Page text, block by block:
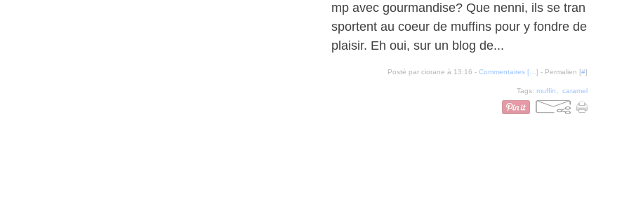
mp avec gourmandise? Que nenni, ils se tran
sportent au coeur de muffins pour y fondre de
plaisir. Eh oui, sur un blog de...
Posté par ciorane à 13:16 - Commentaires [ ] - Permalien [#]
Tags: muffin caramel